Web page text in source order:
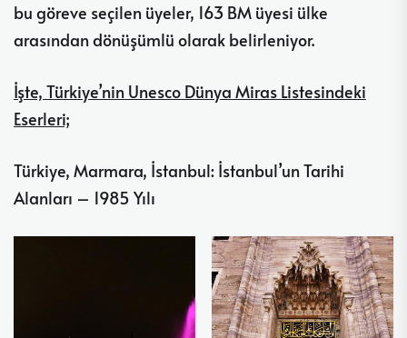
bu göreve seçilen üyeler, 163 BM üyesi ülke
arasından dönüşümlü olarak belirleniyor.
İşte, Türkiye’nin Unesco Dünya Miras Listesindeki
Eserleri;
Türkiye, Marmara, İstanbul: İstanbul’un Tarihi
Alanları – 1985 Yılı